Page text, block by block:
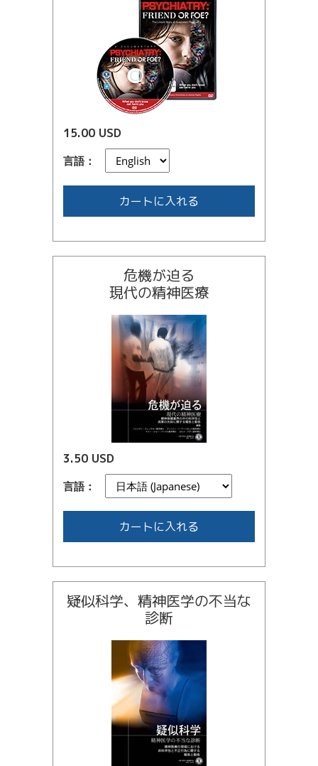
15.00 USD
言語：
カートに入れる
危機が迫る
現代の精神医療
3.50 USD
言語：
カートに入れる
疑似科学、精神医学の不当な
診断